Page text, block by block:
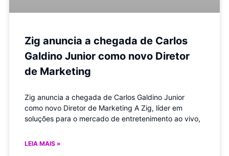
Zig anuncia a chegada de Carlos
Galdino Junior como novo Diretor
de Marketing
Zig anuncia a chegada de Carlos Galdino Junior
como novo Diretor de Marketing A Zig, líder em
soluções para o mercado de entretenimento ao vivo,
LEIA MAIS »